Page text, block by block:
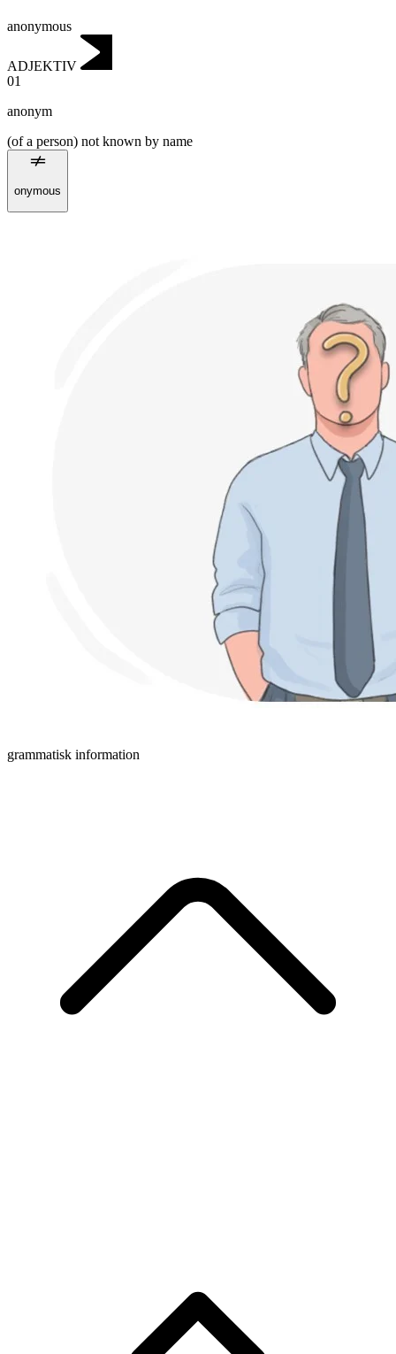
anonymous
ADJEKTIV
01
anonym
(of a person) not known by name
onymous
grammatisk information